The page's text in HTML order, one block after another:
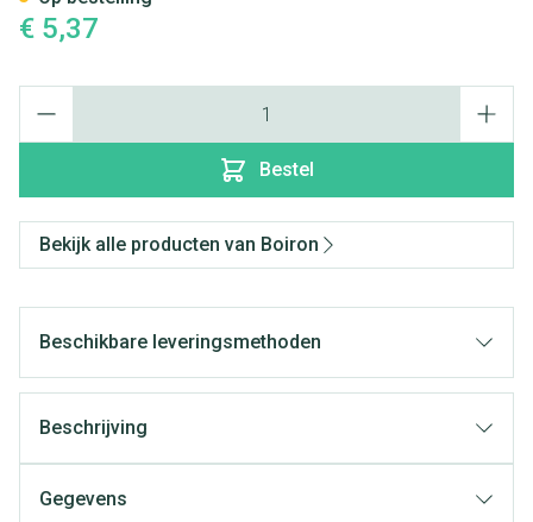
€ 5,37
Bestel
Bekijk alle producten van Boiron
Beschikbare leveringsmethoden
Beschrijving
Gegevens